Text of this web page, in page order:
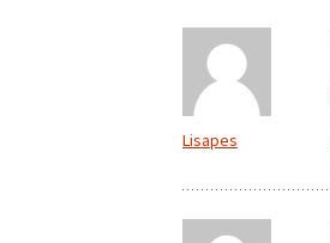
Lisapes